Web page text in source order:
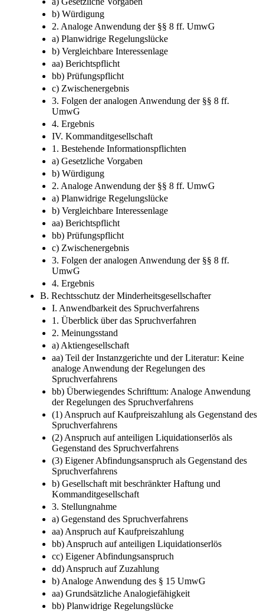
b) Würdigung
2. Analoge Anwendung der §§ 8 ff. UmwG
a) Planwidrige Regelungslücke
b) Vergleichbare Interessenlage
aa) Berichtspflicht
bb) Prüfungspflicht
c) Zwischenergebnis
3. Folgen der analogen Anwendung der §§ 8 ff.
UmwG
4. Ergebnis
IV. Kommanditgesellschaft
1. Bestehende Informationspflichten
a) Gesetzliche Vorgaben
b) Würdigung
2. Analoge Anwendung der §§ 8 ff. UmwG
a) Planwidrige Regelungslücke
b) Vergleichbare Interessenlage
aa) Berichtspflicht
bb) Prüfungspflicht
c) Zwischenergebnis
3. Folgen der analogen Anwendung der §§ 8 ff.
UmwG
4. Ergebnis
B. Rechtsschutz der Minderheitsgesellschafter
I. Anwendbarkeit des Spruchverfahrens
1. Überblick über das Spruchverfahren
2. Meinungsstand
a) Aktiengesellschaft
aa) Teil der Instanzgerichte und der Literatur: Keine
analoge Anwendung der Regelungen des
Spruchverfahrens
bb) Überwiegendes Schrifttum: Analoge Anwendung
der Regelungen des Spruchverfahrens
(1) Anspruch auf Kaufpreiszahlung als Gegenstand des
Spruchverfahrens
(2) Anspruch auf anteiligen Liquidationserlös als
Gegenstand des Spruchverfahrens
(3) Eigener Abfindungsanspruch als Gegenstand des
Spruchverfahrens
b) Gesellschaft mit beschränkter Haftung und
Kommanditgesellschaft
3. Stellungnahme
a) Gegenstand des Spruchverfahrens
aa) Anspruch auf Kaufpreiszahlung
bb) Anspruch auf anteiligen Liquidationserlös
cc) Eigener Abfindungsanspruch
dd) Anspruch auf Zuzahlung
b) Analoge Anwendung des § 15 UmwG
aa) Grundsätzliche Analogiefähigkeit
bb) Planwidrige Regelungslücke